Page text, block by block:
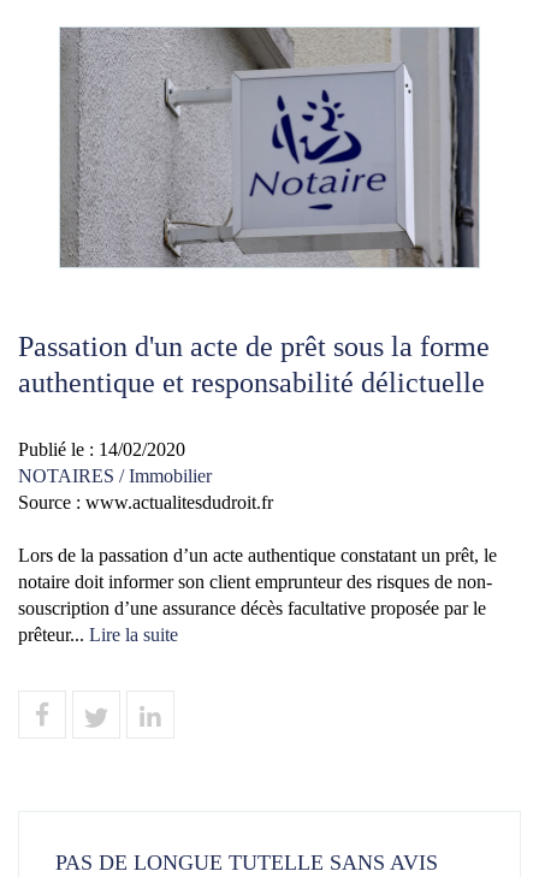
Passation d'un acte de prêt sous la forme
authentique et responsabilité délictuelle
Publié le : 14/02/2020
NOTAIRES /Immobilier
Source : www.actualitesdudroit.fr
Lors de la passation d’un acte authentique constatant un prêt, le
notaire doit informer son client emprunteur des risques de non-
souscription d’une assurance décès facultative proposée par le
prêteur... Lire la suite
PAS DE LONGUE TUTELLE SANS AVIS